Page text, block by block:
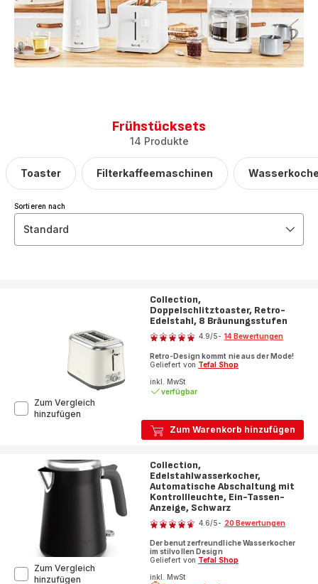
Frühstücksets
14 Produkte
Toaster Filterkaffeemaschinen
Sortieren nach
Standard
Zum Warenkorb hinzufügen
Collection,
Doppelschlitztoaster, Retro-
Edelstahl, 8 Bräunungsstufen
Bewertung
4.9/5- 14 Bewertungen
Retro-Design kommt nie aus der Mode!
Geliefert von Tefal Shop
inkl. MwSt
verfügbar
Zum Vergleich
hinzufügen
Doppelschlitztoaster,
8
BräunungsstufenCollection,
Edelstahlwasserkocher,
Automatische Abschaltung mit
Kontrollleuchte, Ein-Tassen-
Anzeige, Schwarz
Bewertung
4.6/5- 20 Bewertungen
Der benutzerfreundliche Wasserkocher
im stilvollen Design
Geliefert von Tefal Shop
inkl. MwSt
Zum Vergleich
hinzufügen